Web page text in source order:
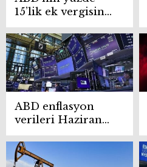
15’lik ek vergisine
Türkiye’den ilk
tepki geldi
ABD enflasyon
verileri Haziran
2025’te
beklentilerin
üzerinde oldu